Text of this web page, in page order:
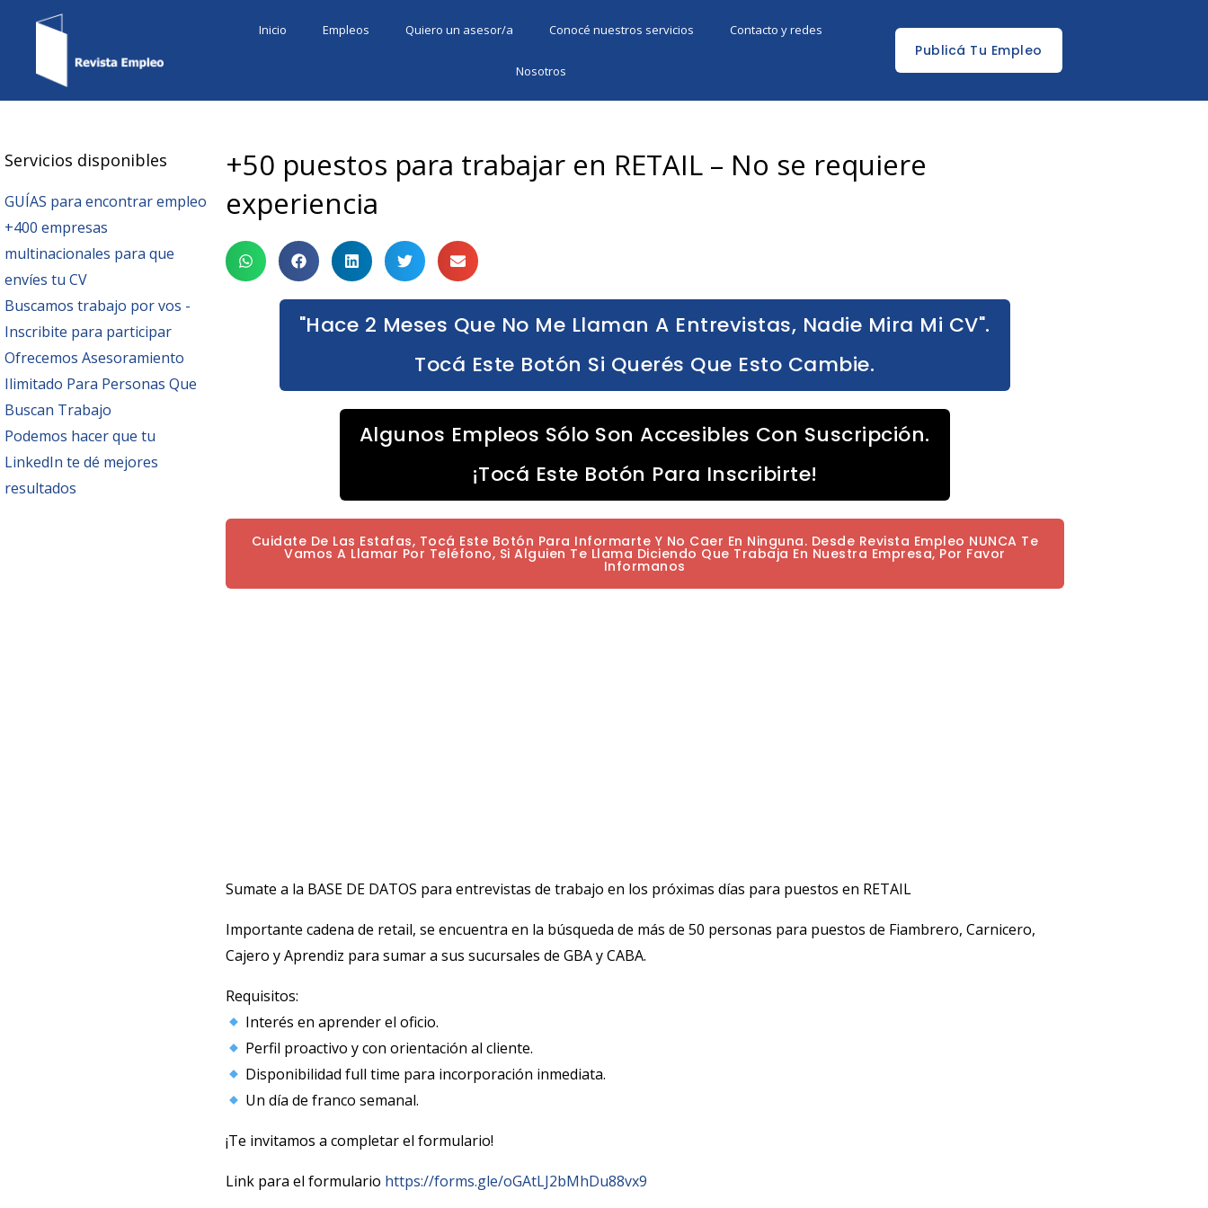
Inicio Empleos Quiero un asesor/a Conocé nuestros servicios Contacto y redes
Nosotros
Publicá Tu Empleo
Servicios disponibles
GUÍAS para encontrar empleo
+400 empresas
multinacionales para que
envíes tu CV
Buscamos trabajo por vos -
Inscribite para participar
Ofrecemos Asesoramiento
Ilimitado Para Personas Que
Buscan Trabajo
Podemos hacer que tu
LinkedIn te dé mejores
resultados
+50 puestos para trabajar en RETAIL – No se requiere
experiencia
"Hace 2 Meses Que No Me Llaman A Entrevistas, Nadie Mira Mi CV".
Tocá Este Botón Si Querés Que Esto Cambie.
Algunos Empleos Sólo Son Accesibles Con Suscripción.
¡Tocá Este Botón Para Inscribirte!
Cuidate De Las Estafas, Tocá Este Botón Para Informarte Y No Caer En Ninguna. Desde Revista Empleo NUNCA Te
Vamos A Llamar Por Teléfono, Si Alguien Te Llama Diciendo Que Trabaja En Nuestra Empresa, Por Favor
Informanos
Sumate a la BASE DE DATOS para entrevistas de trabajo en los próximas días para puestos en RETAIL
Importante cadena de retail, se encuentra en la búsqueda de más de 50 personas para puestos de Fiambrero, Carnicero,
Cajero y Aprendiz para sumar a sus sucursales de GBA y CABA.
Requisitos:
Interés en aprender el oficio.
Perfil proactivo y con orientación al cliente.
Disponibilidad full time para incorporación inmediata.
Un día de franco semanal.
¡Te invitamos a completar el formulario!
Link para el formulario https://forms.gle/oGAtLJ2bMhDu88vx9